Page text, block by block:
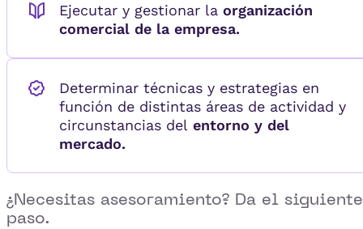
Ejecutar y gestionar la organización
comercial de la empresa.
Determinar técnicas y estrategias en
función de distintas áreas de actividad y
circunstancias del entorno y del
mercado.
¿Necesitas asesoramiento? Da el siguiente
paso.